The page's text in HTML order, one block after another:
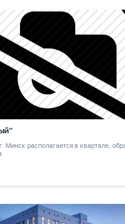
располагается в квартале,